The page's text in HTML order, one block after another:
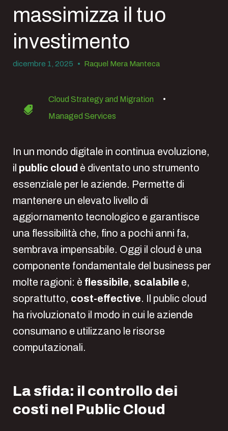
massimizza il tuo
investimento
dicembre 1, 2025 • Raquel Mera Manteca
Cloud Strategy and Migration
•
Managed Services
In un mondo digitale in continua evoluzione,
il public cloud è diventato uno strumento
essenziale per le aziende. Permette di
mantenere un elevato livello di
aggiornamento tecnologico e garantisce
una flessibilità che, fino a pochi anni fa,
sembrava impensabile. Oggi il cloud è una
componente fondamentale del business per
molte ragioni: è flessibile, scalabile e,
soprattutto, cost-effective. Il public cloud
ha rivoluzionato il modo in cui le aziende
consumano e utilizzano le risorse
computazionali.
La sfida: il controllo dei
costi nel Public Cloud